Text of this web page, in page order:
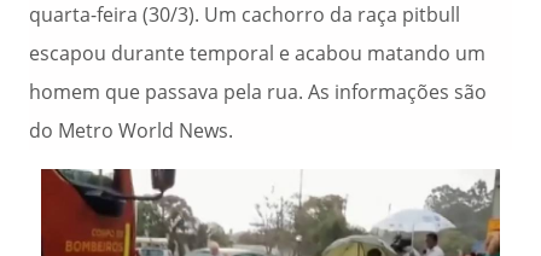
quarta-feira (30/3). Um cachorro da raça pitbull
escapou durante temporal e acabou matando um
homem que passava pela rua. As informações são
do Metro World News.